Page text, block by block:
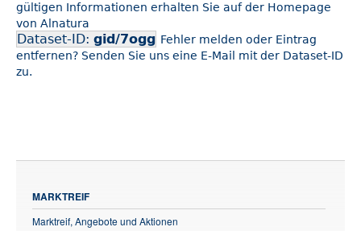
gültigen Informationen erhalten Sie auf der Homepage
von Alnatura
Dataset-ID: gid/7ogg Fehler melden oder Eintrag
entfernen? Senden Sie uns eine E-Mail mit der Dataset-ID
zu.
MARKTREIF
Marktreif, Angebote und Aktionen